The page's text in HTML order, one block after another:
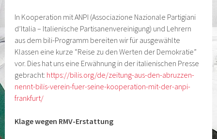
In Kooperation mit ANPI (Associazione Nazionale Partigiani
d’Italia – Italienische Partisanenvereinigung) und Lehrern
aus dem bili-Programm bereiten wir für ausgewählte
Klassen eine kurze “Reise zu den Werten der Demokratie”
vor. Dies hat uns eine Erwähnung in der italienischen Presse
gebracht: https://bilis.org/de/zeitung-aus-den-abruzzen-
nennt-bilis-verein-fuer-seine-kooperation-mit-der-anpi-
frankfurt/
Klage wegen RMV-Erstattung